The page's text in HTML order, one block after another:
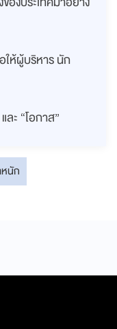
ห้ผู้บริหาร นัก
ะ “โอกาส”
นัก